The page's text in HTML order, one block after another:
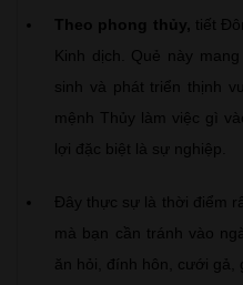
Theo phong thủy, tiết
Kinh dịch. Quẻ này
sinh và phát triển thịnh
mệnh Thủy làm việc gì
lợi đặc biệt là sự nghiệp.
Đây thực sự là thời điểm
mà bạn cần tránh vào
ăn hỏi, đính hôn, cưới gả,